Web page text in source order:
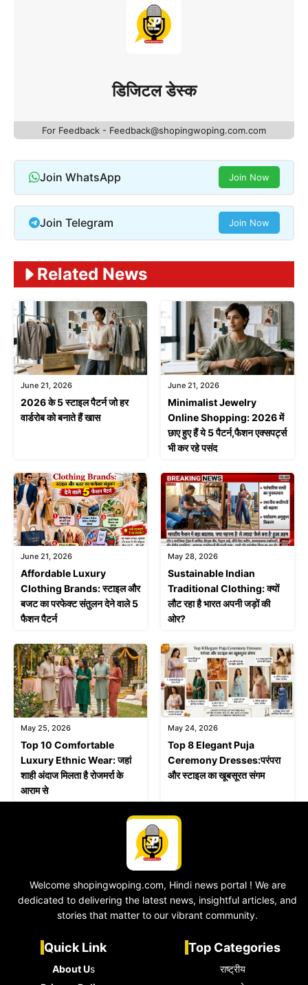
डिजिटल डेस्क
For Feedback - Feedback@shopingwoping.com.com
Join WhatsApp Join Now
Join Telegram Join Now
Related News
June 21, 2026
2026 के 5 स्टाइल पैटर्न जो हर
वार्डरोब को बनाते हैं खास
June 21, 2026
Minimalist Jewelry
Online Shopping: 2026 में
छाए हुए हैं ये 5 पैटर्न,फैशन एक्सपर्ट्स
भी कर रहे पसंद
June 21, 2026
Affordable Luxury
Clothing Brands: स्टाइल और
बजट का परफेक्ट संतुलन देने वाले 5
फैशन पैटर्न
May 28, 2026
Sustainable Indian
Traditional Clothing: क्यों
लौट रहा है भारत अपनी जड़ों की
ओर?
May 25, 2026
Top 10 Comfortable
Luxury Ethnic Wear: जहां
शाही अंदाज मिलता है रोजमर्रा के
आराम से
May 24, 2026
Top 8 Elegant Puja
Ceremony Dresses:परंपरा
और स्टाइल का खूबसूरत संगम
Welcome shopingwoping.com, Hindi news portal ! We are
dedicated to delivering the latest news, insightful articles, and
stories that matter to our vibrant community.
Quick Link
About Us
Top Categories
राष्ट्रीय